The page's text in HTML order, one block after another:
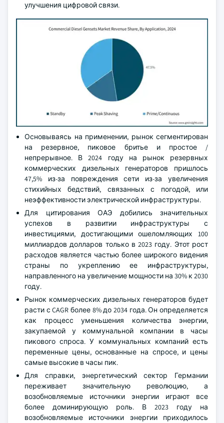
улучшения цифровой связи.
Основываясь на применении, рынок сегментирован
на резервное, пиковое бритье и простое /
непрерывное. В 2024 году на рынок резервных
коммерческих дизельных генераторов пришлось
47,5% из-за повреждения сети из-за увеличения
стихийных бедствий, связанных с погодой, или
неэффективности электрической инфраструктуры.
Для цитирования ОАЭ добились значительных
успехов в развитии инфраструктуры с
инвестициями, достигающими ошеломляющих 100
миллиардов долларов только в 2023 году. Этот рост
расходов является частью более широкого видения
страны по укреплению ее инфраструктуры,
направленного на увеличение мощности на 30% к 2030
году.
Рынок коммерческих дизельных генераторов будет
расти с CAGR более 8% до 2034 года. Он определяется
как процесс уменьшения количества энергии,
закупаемой у коммунальной компании в часы
пикового спроса. У коммунальных компаний есть
переменные цены, основанные на спросе, и цены
самые высокие в часы пик.
Для справки, энергетический сектор Германии
переживает значительную революцию, а
возобновляемые источники энергии играют все
более доминирующую роль. В 2023 году на
возобновляемые источники энергии приходилось